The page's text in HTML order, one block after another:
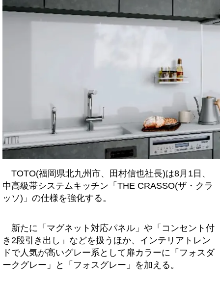
TOTO(福岡県北九州市、田村信也社長)は8月1日、
中高級帯システムキッチン「THE CRASSO(ザ・クラ
ッソ)」の仕様を強化する。
新たに「マグネット対応パネル」や「コンセント付
き2段引き出し」などを扱うほか、インテリアトレン
ドで人気が高いグレー系として扉カラーに「フォスダ
ークグレー」と「フォスグレー」を加える。